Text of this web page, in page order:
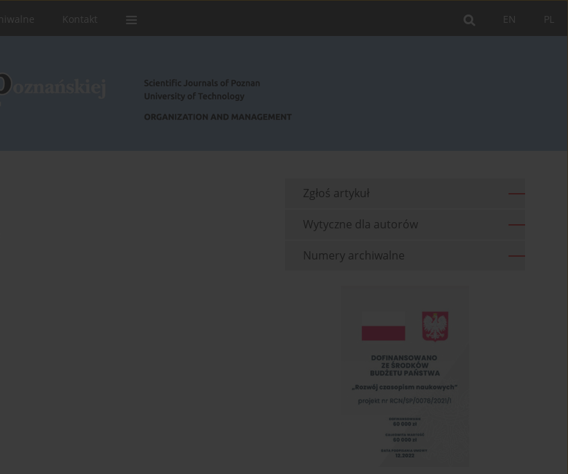
PL
EN
Kontakt
Zgłoś artykuł
Wytyczne dla autorów
Numery archiwalne